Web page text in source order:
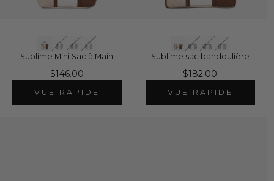
Sublime Mini Sac à Main
$146.00
VUE RAPIDE
Sublime sac bandoulière
$182.00
VUE RAPIDE